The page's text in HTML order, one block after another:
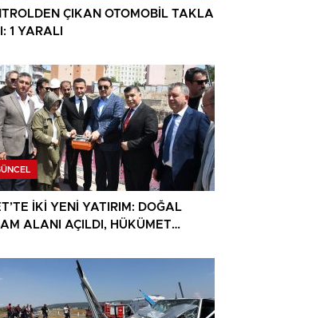
ÇIKAN OTOMOBİL TAKLA
1 YARALI
İKİ YENİ YATIRIM: DOĞAL
ALANI AÇILDI, HÜKÜMET